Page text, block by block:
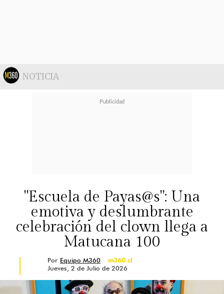
NOTICIA
"Escuela de Payas@s": Una
emotiva y deslumbrante
celebración del clown llega a
Matucana 100
Por Equipo M360
m360.cl
Jueves, 2 de Julio de 2026